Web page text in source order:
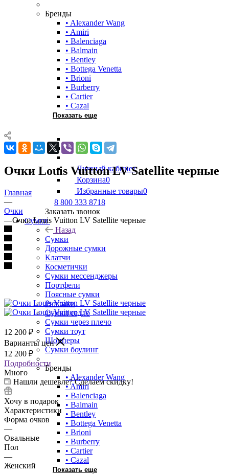
Бренды
• Alexander Wang
• Amiri
• Balenciaga
• Balmain
• Bentley
• Bottega Venetta
• Brioni
• Burberry
• Cartier
• Cazal
Показать еще
Личный кабинет
Корзина0
Избранные товары0
8 800 333 8718
Заказать звонок
Сумки
Назад
Сумки
Дорожные сумки
Клатчи
Косметички
Сумки мессенджеры
Портфели
Поясные сумки
Рюкзаки
Сумки седло
Сумки через плечо
Сумки тоут
Шопперы
Сумки боулинг
Бренды
• Alexander Wang
• Amiri
• Balenciaga
• Balmain
• Bentley
• Bottega Venetta
• Brioni
• Burberry
• Cartier
• Cazal
Показать еще
Очки Louis Vuitton LV Satellite черные
Главная
—
Очки
—Очки Louis Vuitton LV Satellite черные
12 200 ₽
Варианты цен
12 200 ₽
Подробности
Много
Нашли дешевле? Сделаем скидку!
Хочу в подарок
Характеристики
Форма очков
—
Овальные
Пол
—
Женский